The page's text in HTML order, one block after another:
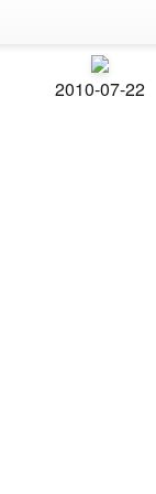
2010-07-22